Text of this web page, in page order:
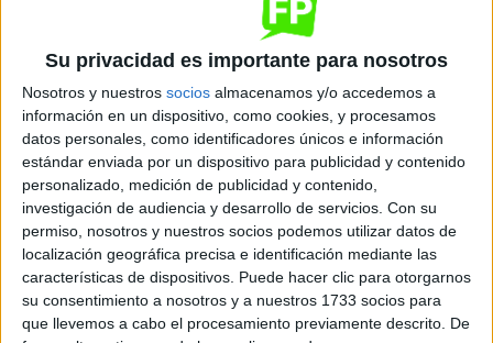
Su privacidad es importante para nosotros
Nosotros y nuestros socios almacenamos y/o accedemos a
información en un dispositivo, como cookies, y procesamos
datos personales, como identificadores únicos e información
estándar enviada por un dispositivo para publicidad y contenido
personalizado, medición de publicidad y contenido,
investigación de audiencia y desarrollo de servicios. Con su
permiso, nosotros y nuestros socios podemos utilizar datos de
localización geográfica precisa e identificación mediante las
características de dispositivos. Puede hacer clic para otorgarnos
su consentimiento a nosotros y a nuestros 1733 socios para
que llevemos a cabo el procesamiento previamente descrito. De
Automoción
IES Almina
Ceuta Grado Superior Público
MODALIDAD Presencial
Leaflet| OSM Mapnik